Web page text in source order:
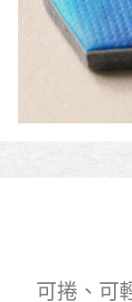
可捲、可